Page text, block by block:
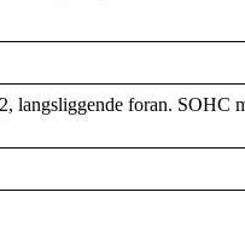
langsliggende foran. SOHC